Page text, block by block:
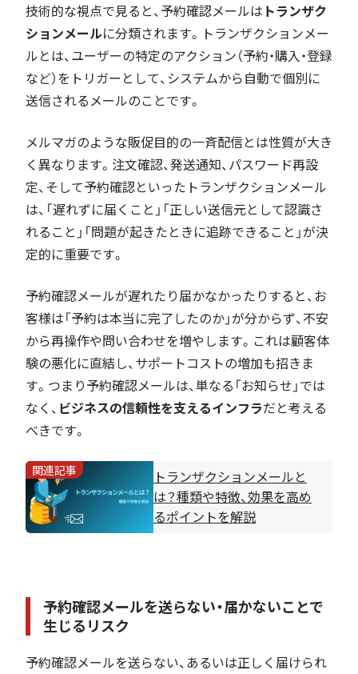
技術的な視点で見ると、予約確認メールは トランザク
ションメールに分類されます。トランザクションメー
ルとは、ユーザーの特定のアクション（予約・購入・登録
など）をトリガーとして、システムから自動で個別に
送信されるメールのことです。
メルマガのような販促目的の一斉配信とは性質が大き
く異なります。注文確認、発送通知、パスワード再設
定、そして予約確認といったトランザクションメール
は、「遅れずに届くこと」「正しい送信元として認識さ
れること」「問題が起きたときに追跡できること」が決
定的に重要です。
予約確認メールが遅れたり届かなかったりすると、お
客様は「予約は本当に完了したのか」が分からず、不安
から再操作や問い合わせを増やします。これは顧客体
験の悪化に直結し、サポートコストの増加も招きま
す。つまり予約確認メールは、単なる「お知らせ」では
なく、 ビジネスの信頼性を支えるインフラだと考える
べきです。
関連記事
トランザクションメールと
は？種類や特徴、効果を高め
るポイントを解説
予約確認メールを送らない・届かないことで
生じるリスク
予約確認メールを送らない、あるいは正しく届けられ